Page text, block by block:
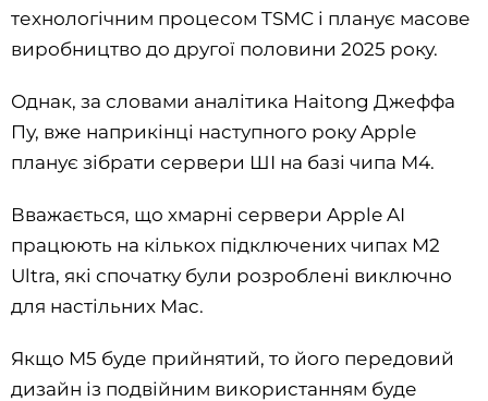
технологічним процесом TSMC і планує масове
виробництво до другої половини 2025 року.
Однак, за словами аналітика Haitong Джеффа
Пу, вже наприкінці наступного року Apple
планує зібрати сервери ШІ на базі чипа M4.
Вважається, що хмарні сервери Apple AI
працюють на кількох підключених чипах M2
Ultra, які спочатку були розроблені виключно
для настільних Mac.
Якщо M5 буде прийнятий, то його передовий
дизайн із подвійним використанням буде